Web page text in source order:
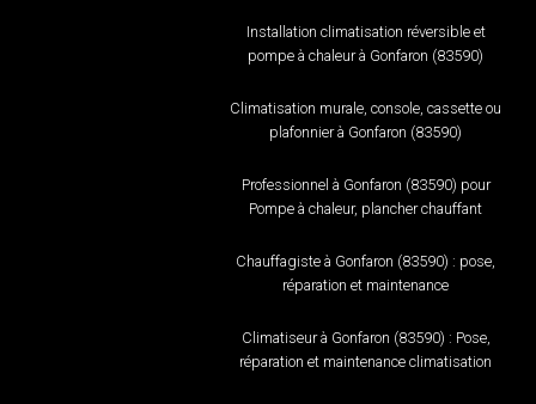
Installation climatisation réversible et
pompe à chaleur à Gonfaron (83590)
Climatisation murale, console, cassette ou
plafonnier à Gonfaron (83590)
Professionnel à Gonfaron (83590) pour
Pompe à chaleur, plancher chauffant
Chauffagiste à Gonfaron (83590) : pose,
réparation et maintenance
Climatiseur à Gonfaron (83590) : Pose,
réparation et maintenance climatisation